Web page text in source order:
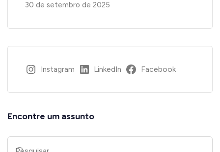
30 de setembro de 2025
Instagram LinkedIn Facebook
Encontre um assunto